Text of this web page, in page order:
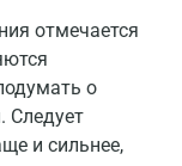
отмечается
о
Следует
и сильнее,